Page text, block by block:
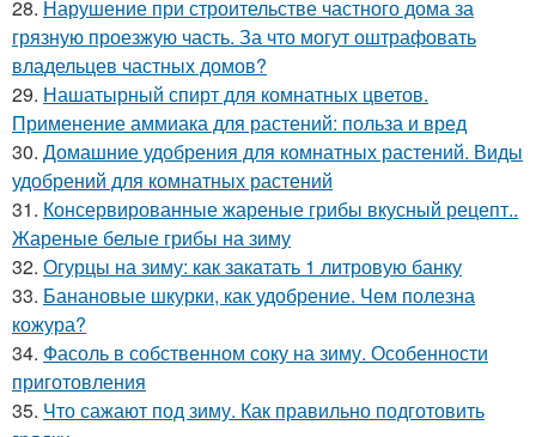
28. Нарушение при строительстве частного дома за
грязную проезжую часть. За что могут оштрафовать
владельцев частных домов?
29. Нашатырный спирт для комнатных цветов.
Применение аммиака для растений: польза и вред
30. Домашние удобрения для комнатных растений. Виды
удобрений для комнатных растений
31. Консервированные жареные грибы вкусный рецепт..
Жареные белые грибы на зиму
32. Огурцы на зиму: как закатать 1 литровую банку
33. Банановые шкурки, как удобрение. Чем полезна
кожура?
34. Фасоль в собственном соку на зиму. Особенности
приготовления
35. Что сажают под зиму. Как правильно подготовить